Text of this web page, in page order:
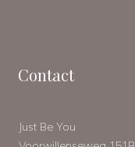
Contact
Just Be You